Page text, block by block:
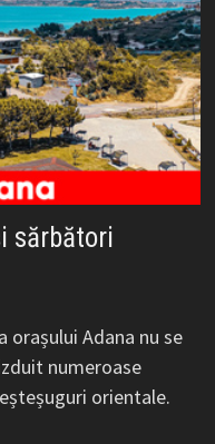
sărbători
orașului Adana nu se
numeroase
orientale.